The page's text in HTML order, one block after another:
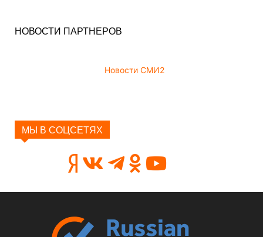
НОВОСТИ ПАРТНЕРОВ
Новости СМИ2
МЫ В СОЦСЕТЯХ